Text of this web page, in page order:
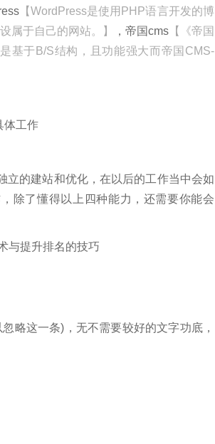
【WordPress是使用PHP语言开发的博
属于自己的网站。】
，帝国cms【《帝国
基于B/S结构，且功能强大而帝国CMS-
工作
的建站和优化，在以后的工作当中会如
除了懂得以上四种能力，还需要你能会
这一条)，无不需要较好的文字功底，